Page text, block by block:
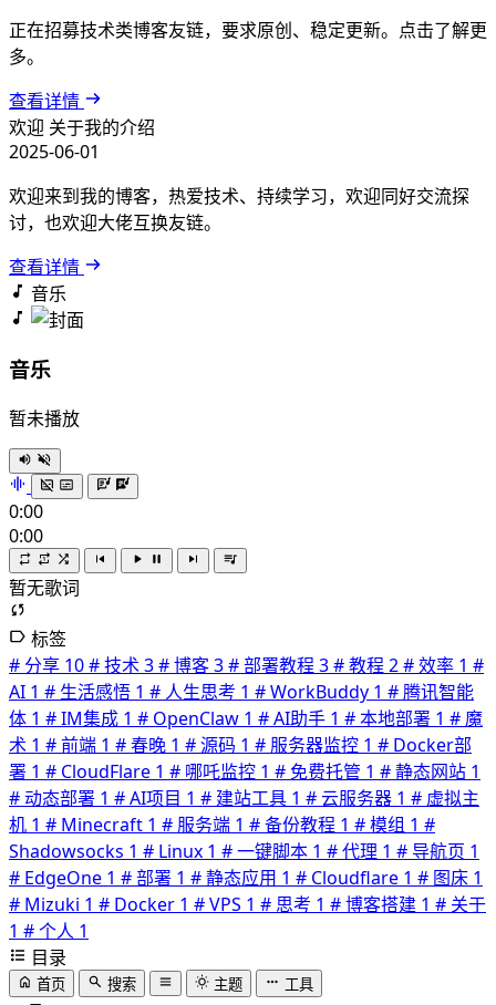
正在招募技术类博客友链，要求原创、稳定更新。点击了解更
多。
查看详情
欢迎 关于我的介绍
2025-06-01
欢迎来到我的博客，热爱技术、持续学习，欢迎同好交流探
讨，也欢迎大佬互换友链。
查看详情
音乐
音乐
暂未播放
0:00
0:00
暂无歌词
标签
# 分享 10# 技术3# 博客3# 部署教程 3# 教程 2# 效率 1 #
AI 1 # 生活感悟 1 # 人生思考 1 # WorkBuddy 1 # 腾讯智能
体 1 # IM集成 1 # OpenClaw 1 # AI助手 1 # 本地部署 1 # 魔
术 1 # 前端 1 # 春晚 1 # 源码 1 # 服务器监控 1 # Docker部
署 1 # CloudFlare 1 # 哪吒监控 1 # 免费托管 1 # 静态网站 1
# 动态部署 1 # AI项目 1 # 建站工具 1 # 云服务器 1 # 虚拟主
机 1 # Minecraft 1 # 服务端 1 # 备份教程 1 # 模组 1 #
Shadowsocks 1 # Linux 1 # 一键脚本 1 # 代理 1 # 导航页 1
# EdgeOne 1 # 部署 1 # 静态应用 1 # Cloudflare 1 # 图床 1
# Mizuki 1 # Docker 1 # VPS 1 # 思考 1 # 博客搭建 1 # 关于
1 # 个人 1
目录
首页 搜索 主题 工具